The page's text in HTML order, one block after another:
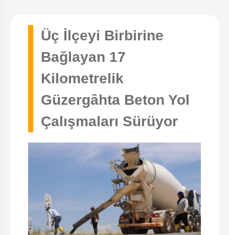
Üç İlçeyi Birbirine
Bağlayan 17
Kilometrelik
Güzergâhta Beton Yol
Çalışmaları Sürüyor